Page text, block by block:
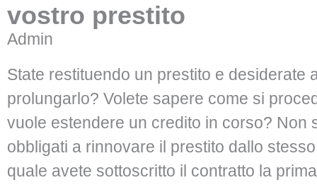
vostro prestito
Admin
State restituendo un prestito e desiderate
prolungarlo? Volete sapere come si
vuole estendere un credito in corso? Non
obbligati a rinnovare il prestito dallo
quale avete sottoscritto il contratto la